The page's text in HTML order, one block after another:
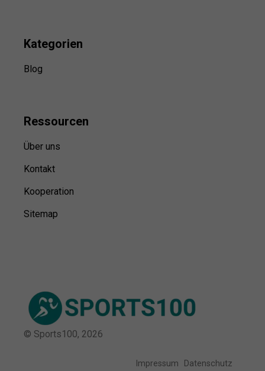
Kategorien
Blog
Ressourcen
Über uns
Kontakt
Kooperation
Sitemap
© Sports100, 2026
Impressum Datenschutz